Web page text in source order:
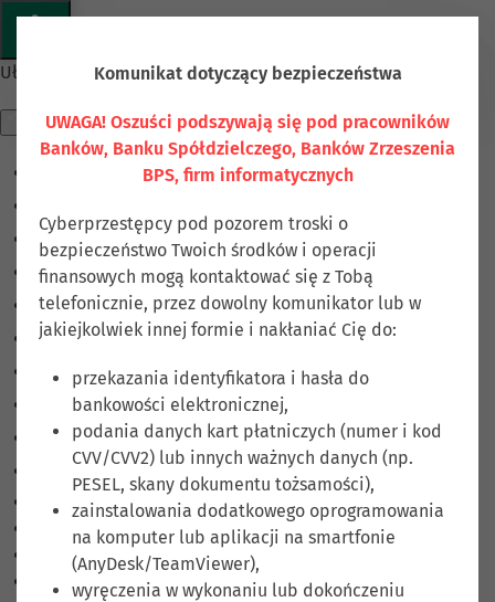
Ułatwienia dostępu
Odwróć kolory
Ciemny kontrast
Jasny kontrast
Niskie nasycenie
Wysokie nasycenie
Zaznacz linki
Zaznacz nagłówki
Czytnik ekranu
Tryb czytania
Skalowanie treści 100 %
Czcionka 100%
Wysokość linii 100%
Odstęp liter 100 %
Komunikat dotyczący bezpieczeństwa
UWAGA! Oszuści podszywają się pod pracowników
Banków, Banku Spółdzielczego, Banków Zrzeszenia
BPS, firm informatycznych
Cyberprzestępcy pod pozorem troski o
bezpieczeństwo Twoich środków i operacji
finansowych mogą kontaktować się z Tobą
telefonicznie, przez dowolny komunikator lub w
jakiejkolwiek innej formie i nakłaniać Cię do:
przekazania identyfikatora i hasła do
bankowości elektronicznej,
podania danych kart płatniczych (numer i kod
CVV/CVV2) lub innych ważnych danych (np.
PESEL, skany dokumentu tożsamości),
zainstalowania dodatkowego oprogramowania
na komputer lub aplikacji na smartfonie
(AnyDesk/TeamViewer),
wyręczenia w wykonaniu lub dokończeniu